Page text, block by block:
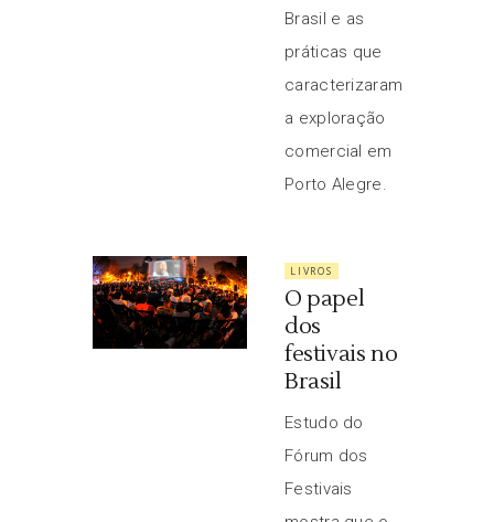
Brasil e as
práticas que
caracterizaram
a exploração
comercial em
Porto Alegre.
LIVROS
O papel
dos
festivais no
Brasil
Estudo do
Fórum dos
Festivais